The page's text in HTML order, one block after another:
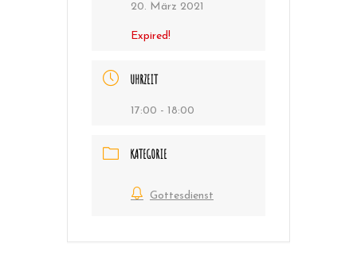
20. März 2021
Expired!
UHRZEIT
17:00 - 18:00
KATEGORIE
Gottesdienst